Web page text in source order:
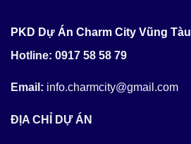
PKD Dự Án Charm City Vũng Tàu
Hotline: 0917 58 58 79
Email: info.charmcity@gmail.com
ĐỊA CHỈ DỰ ÁN